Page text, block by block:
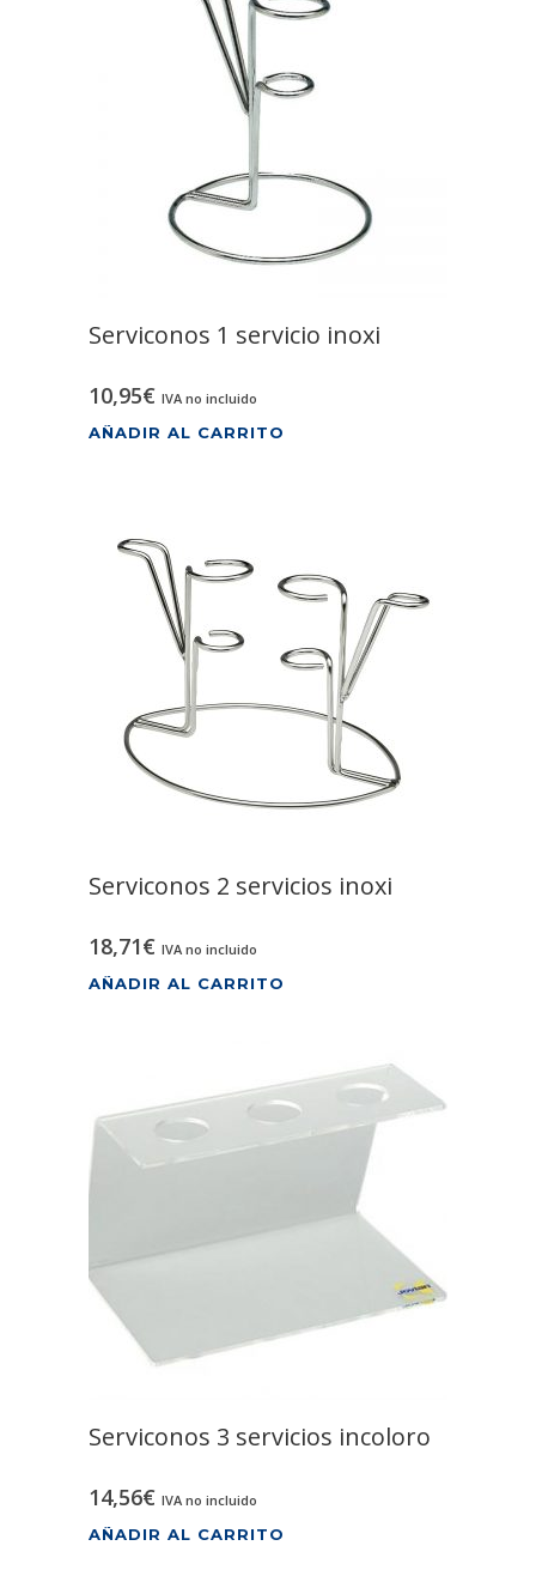
Serviconos 1 servicio inoxi
10,95€ IVA no incluido
AÑADIR AL CARRITO
Serviconos 2 servicios inoxi
18,71€ IVA no incluido
AÑADIR AL CARRITO
Serviconos 3 servicios incoloro
14,56€ IVA no incluido
AÑADIR AL CARRITO